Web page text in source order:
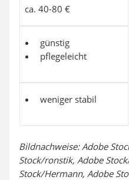
ca. 40-80 €
günstig
pflegeleicht
weniger stabil
Bildnachweise: Adobe
Stock/ronstik, Adobe
Stock/Hermann, Adobe